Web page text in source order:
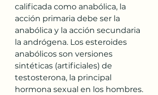
calificada como anabólica, la
acción primaria debe ser la
anabólica y la acción secundaria
la andrógena. Los esteroides
anabólicos son versiones
sintéticas (artificiales) de
testosterona, la principal
hormona sexual en los hombres.